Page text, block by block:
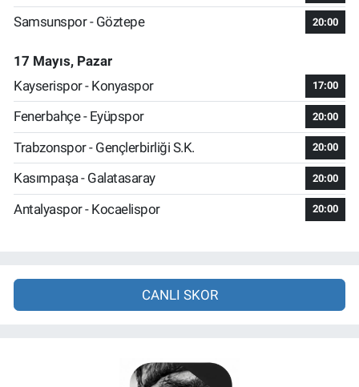
Samsunspor - Göztepe 20:00
17 Mayıs, Pazar
Kayserispor - Konyaspor
17:00
Fenerbahçe - Eyüpspor 20:00
Trabzonspor - Gençlerbirliği S.K. 20:00
Kasımpaşa - Galatasaray 20:00
Antalyaspor - Kocaelispor 20:00
CANLI SKOR